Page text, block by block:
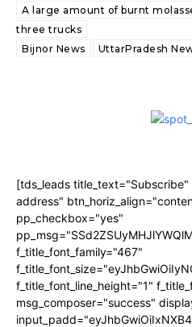
A large amount of burnt
three trucks
Bijnor News
UttarPradesh
[tds_leads
address"
pp_checkbox="yes"
f_title_font_family="467"
f_title_font_line_height="1"
msg_composer="success"